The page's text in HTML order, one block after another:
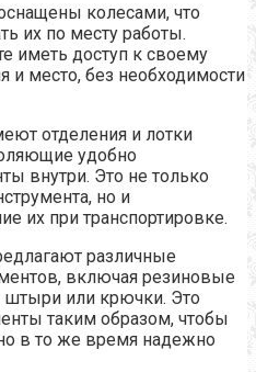
колесами, что
их по месту работы.
иметь доступ к своему
и место, без необходимости
отделения и лотки
удобно
внутри. Это не только
но и
их при транспортировке.
различные
включая резиновые
штыри или крючки. Это
таким образом, чтобы
в то же время надежно